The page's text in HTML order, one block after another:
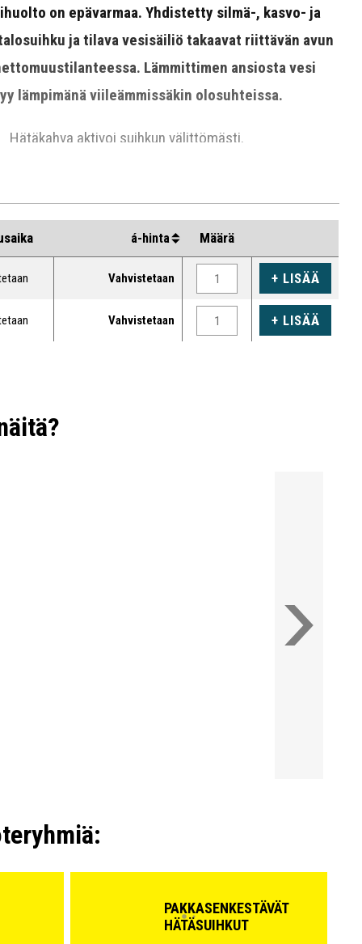
on epävarmaa. Yhdistetty silmä-, kasvo- ja
ja tilava vesisäiliö takaavat riittävän avun
Lämmittimen ansiosta vesi
lämpimänä viileämmissäkin olosuhteissa.
Hätäkahva aktivoi suihkun välittömästi.
Vesiliitäntä 3/4” naaras BSP-kierteellä.
Vesi virtaa matalalla ja tasaisella paineella, ei
vahingoita käyttäjää.
Vartalosuihkun vähimmäisvirtaus 76 l/min,
kasvo-/silmäsuihku 12 l/min.
Sähköliitäntä 230V 50Hz.
Lämmitysteho 1kW - 230V.
á-hinta Määrä
Vahvistetaan + LISÄÄ
Vahvistetaan + LISÄÄ
PAKKASENKESTÄVÄT
HÄTÄSUIHKUT